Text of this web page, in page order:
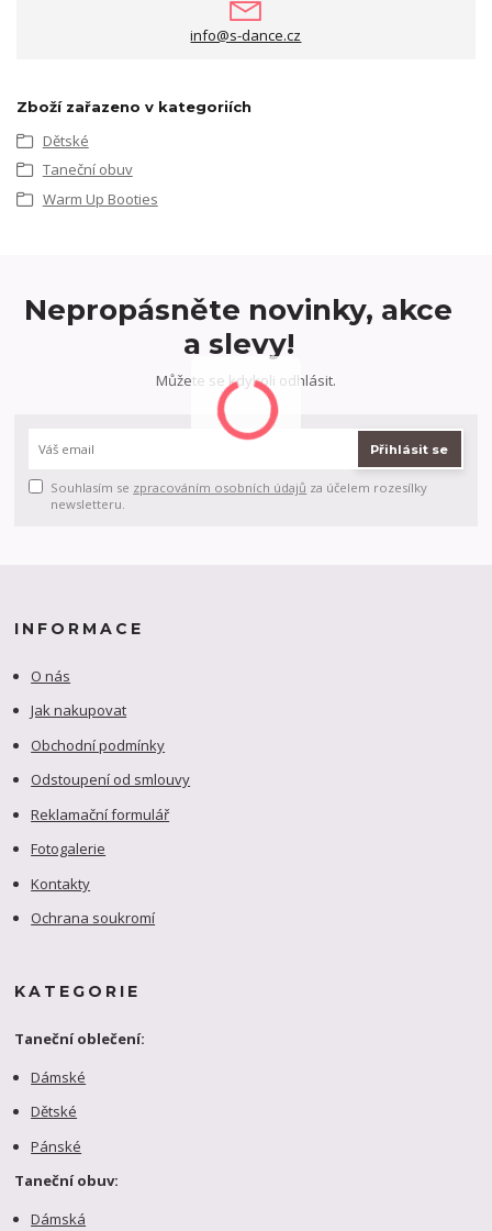
info@s-dance.cz
Zboží zařazeno v kategoriích
Dětské
Taneční obuv
Warm Up Booties
Nepropásněte novinky, akce
a slevy!
Můžete se kdykoli odhlásit.
Přihlásit se
Souhlasím se zpracováním osobních údajů za účelem rozesílky
newsletteru.
INFORMACE
O nás
Jak nakupovat
Obchodní podmínky
Odstoupení od smlouvy
Reklamační formulář
Fotogalerie
Kontakty
Ochrana soukromí
KATEGORIE
Taneční oblečení:
Dámské
Dětské
Pánské
Taneční obuv:
Dámská